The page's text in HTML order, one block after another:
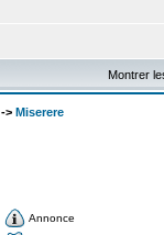
Montrer
-> Miserere
Annonce